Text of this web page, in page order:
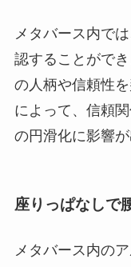
メタバース内で
認することがで
の人柄や信頼性
によって、信頼
の円滑化に影響
座りっぱなしで
メタバース内の